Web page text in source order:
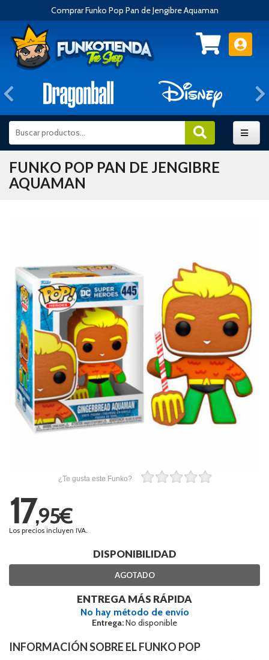
Comprar Funko Pop Pan de Jengibre Aquaman
Anterior
FUNKO POP PAN DE JENGIBRE
AQUAMAN
¿Te gusta este Funko?
17,95€
Los precios incluyen IVA.
DISPONIBILIDAD
AGOTADO
ENTREGA MÁS RÁPIDA
No hay método de envío
Entrega:No disponible
INFORMACIÓN SOBRE EL FUNKO POP